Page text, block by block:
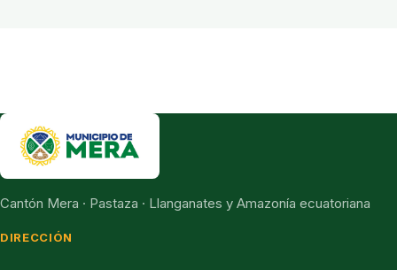
Cantón Mera · Pastaza · Llanganates y Amazonía ecuatoriana
DIRECCIÓN